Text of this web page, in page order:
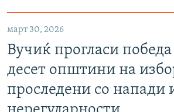
март 30, 2026
Вучиќ прогласи победа
десет општини на
проследени со напади